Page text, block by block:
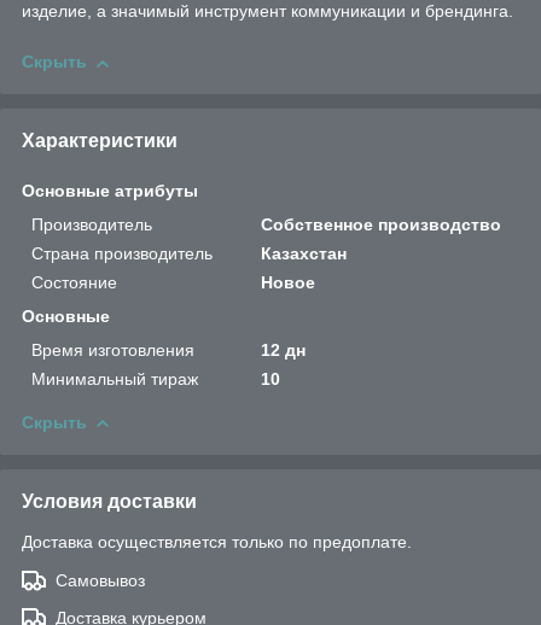
изделие, а значимый инструмент коммуникации и брендинга.
Скрыть
Характеристики
Основные атрибуты
Производитель
Собственное производство
Страна производитель
Казахстан
Состояние
Новое
Основные
Время изготовления
12 дн
Минимальный тираж
10
Скрыть
Условия доставки
Доставка осуществляется только по предоплате.
Самовывоз
Доставка курьером